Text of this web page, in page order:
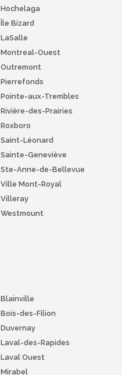
Hochelaga
Île Bizard
LaSalle
Montreal-Ouest
Outremont
Pierrefonds
Pointe-aux-Trembles
Rivière-des-Prairies
Roxboro
Saint-Léonard
Sainte-Geneviève
Ste-Anne-de-Bellevue
Ville Mont-Royal
Villeray
Westmount
Blainville
Bois-des-Filion
Duvernay
Laval-des-Rapides
Laval Ouest
Mirabel